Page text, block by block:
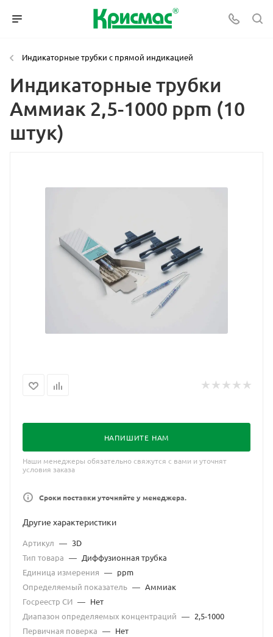
Индикаторные трубки с прямой индикацией
Индикаторные трубки
Аммиак 2,5-1000 ppm (10
штук)
НАПИШИТЕ НАМ
Наши менеджеры обязательно свяжутся с вами и уточнят
условия заказа
Сроки поставки уточняйте у менеджера.
Другие характеристики
Артикул — 3D
Тип товара — Диффузионная трубка
Единица измерения — ppm
Определяемый показатель — Аммиак
Госреестр СИ — Нет
Диапазон определяемых концентраций — 2,5-1000
Первичная поверка — Нет